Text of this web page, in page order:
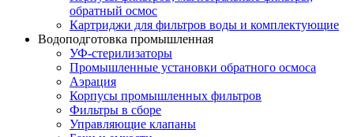
обратный осмос
Картриджи для фильтров воды и комплектующие
Водоподготовка промышленная
УФ-стерилизаторы
Промышленные установки обратного осмоса
Аэрация
Корпусы промышленных фильтров
Фильтры в сборе
Управляющие клапаны